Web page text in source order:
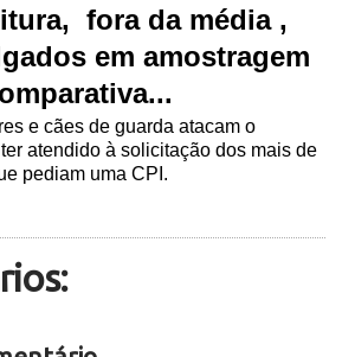
fora da média ,
em amostragem
e cães de guarda atacam o
atendido à solicitação dos mais de
pediam uma CPI.